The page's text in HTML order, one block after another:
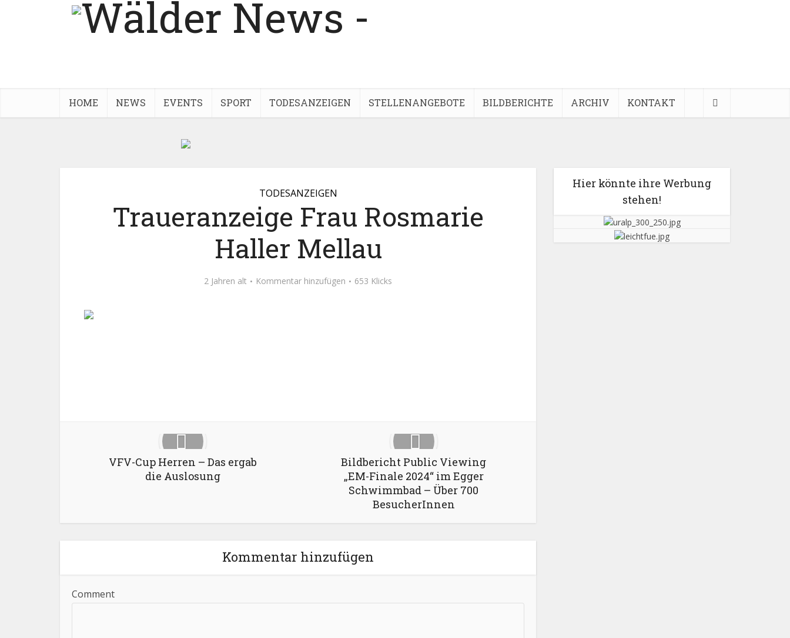
HOME NEWS EVENTS SPORT TODESANZEIGEN STELLENANGEBOTE BILDBERICHTE ARCHIV KONTAKT
TODESANZEIGEN
Traueranzeige Frau Rosmarie
Haller Mellau
2 Jahren alt Kommentar hinzufügen 653 Klicks
VFV-Cup Herren – Das ergab
die Auslosung
Bildbericht Public Viewing
„EM-Finale 2024“ im Egger
Schwimmbad – Über 700
BesucherInnen
Kommentar hinzufügen
Comment
Hier könnte ihre Werbung
stehen!